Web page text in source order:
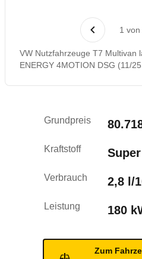
Rückrufe & Mängel
Reichweitenrechner
1 von
VW Nutzfahrzeuge T7 Multivan
ENERGY 4MOTION DSG (11/
Grundpreis
Kraftstoff Super
Verbrauch 2,8 l/
Leistung 180
Zum